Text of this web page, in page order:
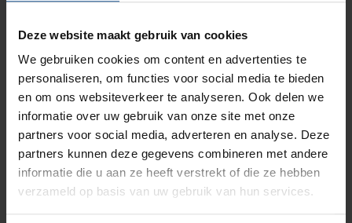
Deze website maakt gebruik van cookies
We gebruiken cookies om content en advertenties te
personaliseren, om functies voor social media te bieden
en om ons websiteverkeer te analyseren. Ook delen we
informatie over uw gebruik van onze site met onze
partners voor social media, adverteren en analyse. Deze
partners kunnen deze gegevens combineren met andere
informatie die u aan ze heeft verstrekt of die ze hebben
verzameld op basis van uw gebruik van hun services.
Naaldencontainer omdoos
Branche
Afvalinzamelaars, Laboratoria, Ziekenhuizen en klinieken,
Zorginstellingen
Breedte
375
Diepte
275
Branches
Solutions
RVS Werkplekinrichting
Productlijnen
Medische afvalverpakkingen
Infectiepreventie en hygiëne
Assortiment
Hammerlit
Septodry
Metro
Zarges
Contact
Ons team
Klantcases
Vacatures